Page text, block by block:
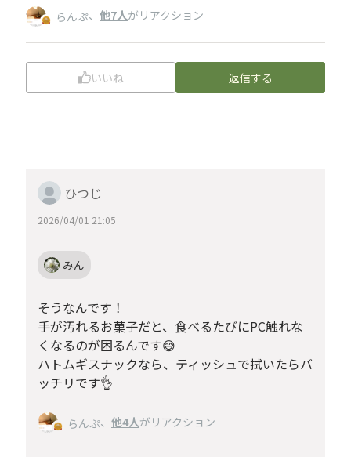
らんぷ、 他7人がリアクション
いいね 返信する
ひつじ
2026/04/01 21:05
みん
そうなんです！
手が汚れるお菓子だと、食べるたびにPC触れな
くなるのが困るんです😅
ハトムギスナックなら、ティッシュで拭いたらバ
ッチリです👌
らんぷ、 他4人がリアクション